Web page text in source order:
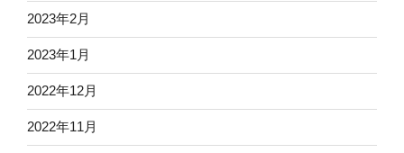
2023年2月
2023年1月
2022年12月
2022年11月